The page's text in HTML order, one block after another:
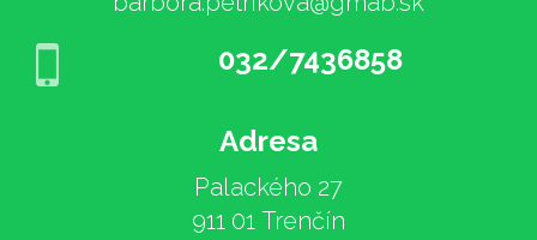
032/7436858
Adresa
Palackého 27
911 01 Trenčín